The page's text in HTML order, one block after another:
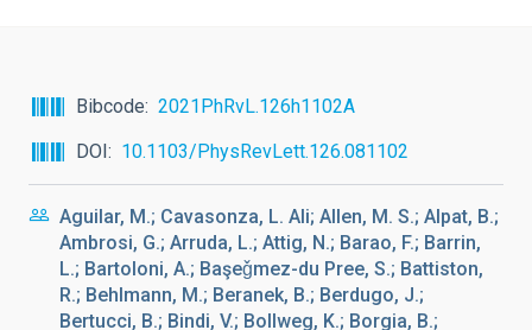
Bibcode
2021PhRvL.126h1102A
DOI
10.1103/PhysRevLett.126.081102
Aguilar, M.; Cavasonza, L. Ali; Allen, M. S.; Alpat, B.;
Ambrosi, G.; Arruda, L.; Attig, N.; Barao, F.; Barrin,
L.; Bartoloni, A.; Başeǧmez-du Pree, S.; Battiston,
R.; Behlmann, M.; Beranek, B.; Berdugo, J.;
Bertucci, B.; Bindi, V.; Bollweg, K.; Borgia, B.;